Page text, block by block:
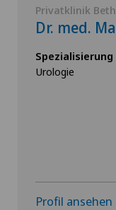
Privatklinik
Dr. med.
Spezialisierung
Urologie
Profil ansehen